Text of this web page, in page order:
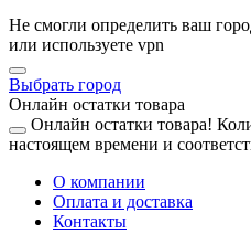
Не смогли определить ваш
или используете vpn
Выбрать город
Онлайн остатки товара
Онлайн остатки товара!
настоящем времени и
О компании
Оплата и доставка
Контакты